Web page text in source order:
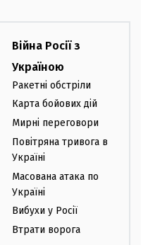
Війна Росії з
Україною
Ракетні обстріли
Карта бойових дій
Мирні переговори
Повітряна тривога в
Україні
Масована атака по
Україні
Вибухи у Росії
Втрати ворога